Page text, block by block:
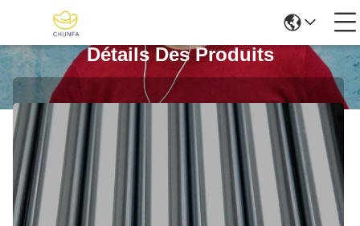
Détails Des Produits